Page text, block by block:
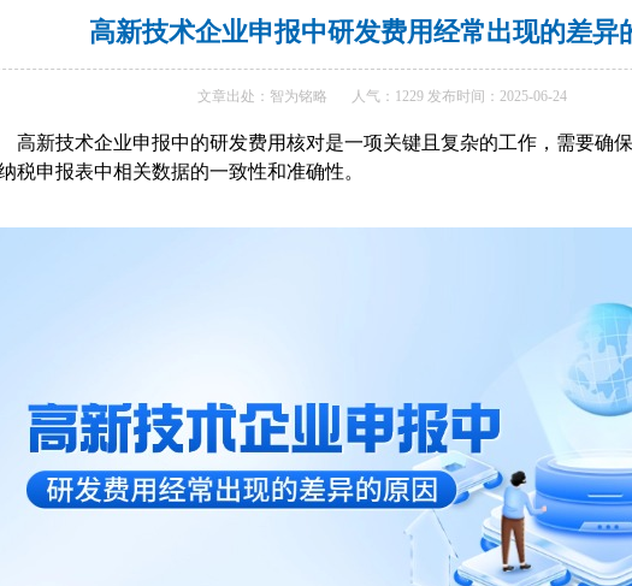
高新技术企业申报中研发费用经常出现的差异
文章出处：智为铭略 人气：1229 发布时间：2025-06-24
高新技术企业申报中的研发费用核对是一项关键且复杂的工作，需要确
税申报表中相关数据的一致性和准确性。